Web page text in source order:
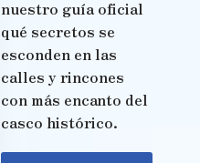
nuestro guía oficial
qué secretos se
esconden en las
calles y rincones
con más encanto del
casco histórico.